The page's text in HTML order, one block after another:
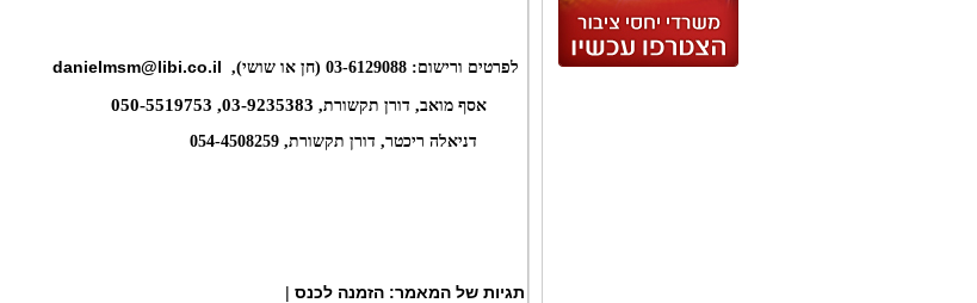
לפרטים ורישום: 03-6129088 (חן או שושי), danielmsm@libi.co.il
אסף מואב, דורן תקשורת,
03-9235383, 050
-5519753
דניאלה ריכטר, דורן תקשורת, 054-4508259
תגיות של המאמר: הזמנה לכנס |